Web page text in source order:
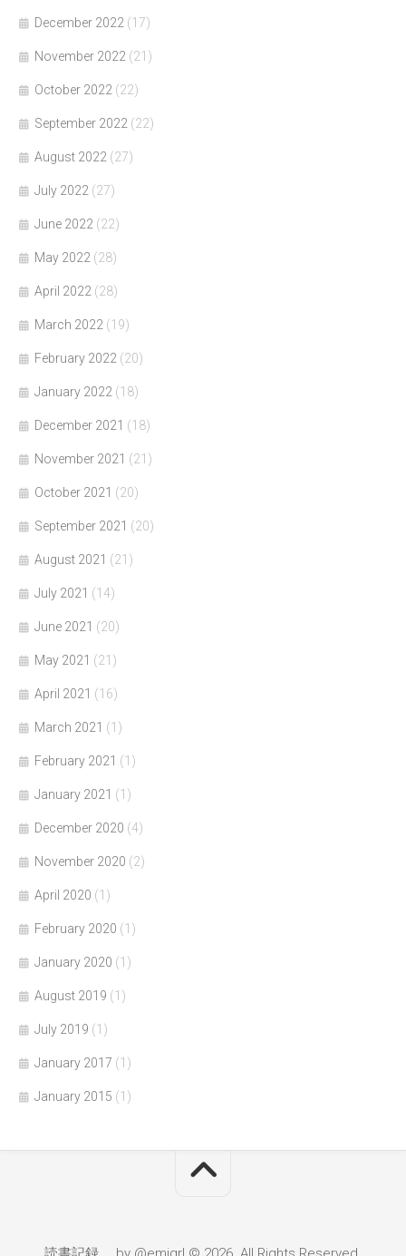
December 2022 (17)
November 2022 (21)
October 2022 (22)
September 2022 (22)
August 2022 (27)
July 2022 (27)
June 2022 (22)
May 2022 (28)
April 2022 (28)
March 2022 (19)
February 2022 (20)
January 2022 (18)
December 2021 (18)
November 2021 (21)
October 2021 (20)
September 2021 (20)
August 2021 (21)
July 2021 (14)
June 2021 (20)
May 2021 (21)
April 2021 (16)
March 2021 (1)
February 2021 (1)
January 2021 (1)
December 2020 (4)
November 2020 (2)
April 2020 (1)
February 2020 (1)
January 2020 (1)
August 2019 (1)
July 2019 (1)
January 2017 (1)
January 2015 (1)